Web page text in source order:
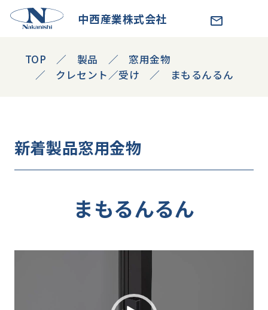
中西産業株式会社
TOP 製品
窓用金物
クレセント／受け
まもるんるん
新着製品窓用金物
まもるんるん
動